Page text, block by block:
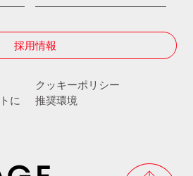
採用情報
クッキーポリシー
に
推奨環境